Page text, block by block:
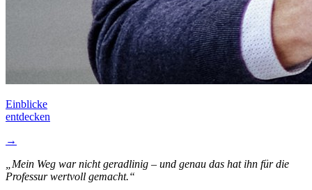
Einblicke­
entdecken
→
Mein Weg war nicht geradlinig – und genau das hat ihn für die
Professur wertvoll gemacht.